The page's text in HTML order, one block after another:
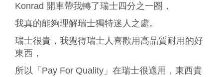
Konrad 開車帶我轉了瑞士四分之一圈，
我真的能夠理解瑞士獨特迷人之處。
瑞士很貴，我覺得瑞士人喜歡用高品質耐用的好
東西，
所以「Pay For Quality」在瑞士很適用，東西貴